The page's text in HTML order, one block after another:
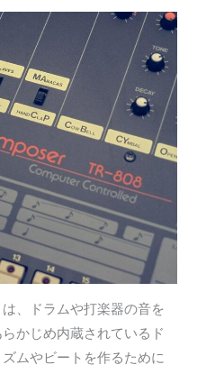
、ドラムや打楽器の音を
かじめ内蔵されているド
ムやビートを作るために